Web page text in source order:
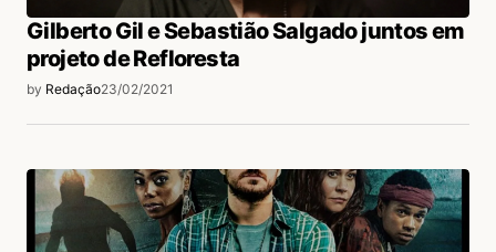
Gilberto Gil e Sebastião Salgado juntos em
projeto de Refloresta
by Redação23/02/2021